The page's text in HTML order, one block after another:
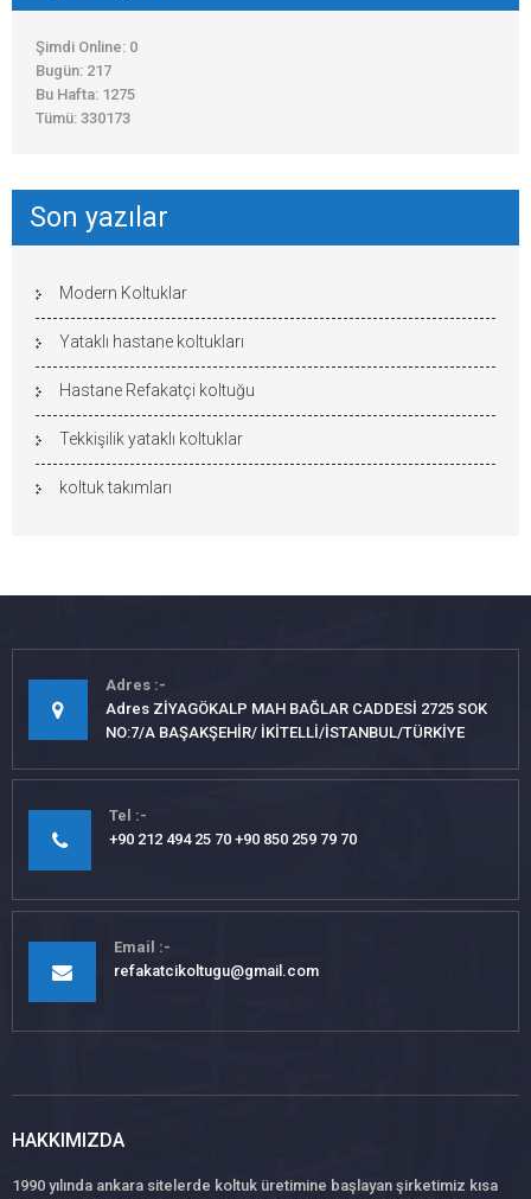
Şimdi Online: 0
Bugün: 217
Bu Hafta: 1275
Tümü: 330173
Son yazılar
Modern Koltuklar
Yataklı hastane koltukları
Hastane Refakatçi koltuğu
Tekkişilik yataklı koltuklar
koltuk takımları
Adres
Adres ZİYAGÖKALP MAH BAĞLAR CADDESİ 2725 SOK
NO:7/A BAŞAKŞEHİR/ İKİTELLİ/İSTANBUL/TÜRKİYE
Tel
+90 212 494 25 70 +90 850 259 79 70
Email
refakatcikoltugu@gmail.com
HAKKIMIZDA
1990 yılında ankara sitelerde koltuk üretimine başlayan şirketimiz kısa